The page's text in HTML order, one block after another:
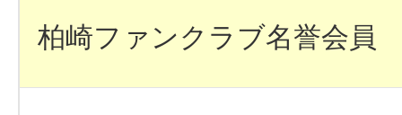
柏崎ファンクラブ名誉会員